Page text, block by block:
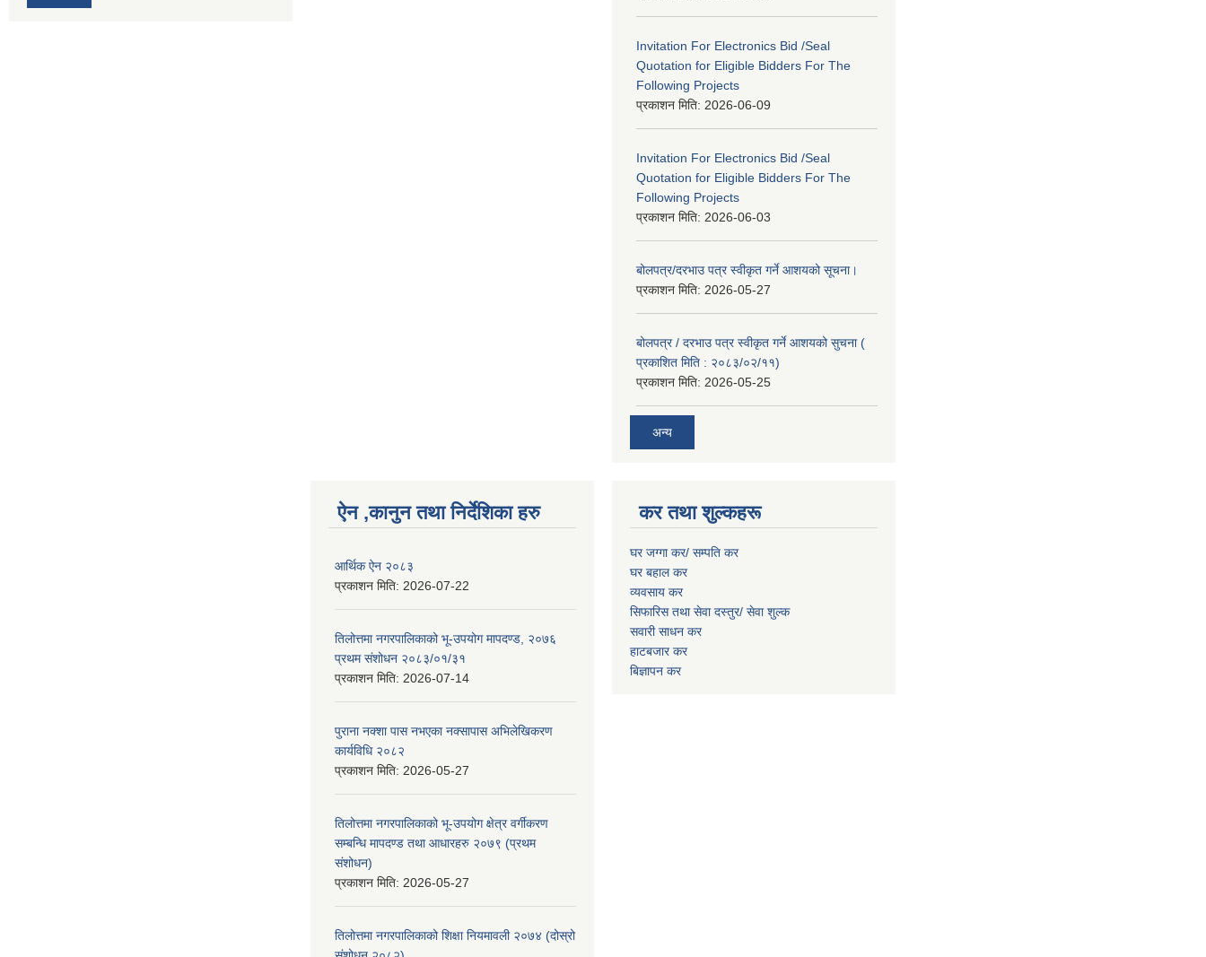
Invitation For Electronics Bid /Seal
Quotation for Eligible Bidders For The
Following Projects
प्रकाशन मिति: 2026-06-09
Invitation For Electronics Bid /Seal
Quotation for Eligible Bidders For The
Following Projects
प्रकाशन मिति: 2026-06-03
बोलपत्र/दरभाउ पत्र स्वीकृत गर्ने आशयको सूचना।
प्रकाशन मिति: 2026-05-27
बोलपत्र / दरभाउ पत्र स्वीकृत गर्ने आशयको सुचना (
प्रकाशित मिति : २०८३/०२/११)
प्रकाशन मिति: 2026-05-25
अन्य
ऐन ,कानुन तथा निर्देशिका हरु
आर्थिक ऐन २०८३
प्रकाशन मिति: 2026-07-22
तिलोत्तमा नगरपालिकाको भू-उपयोग मापदण्ड, २०७६
प्रथम संशोधन २०८३/०१/३१
प्रकाशन मिति: 2026-07-14
पुराना नक्शा पास नभएका नक्सापास अभिलेखिकरण
कार्यविधि २०८२
प्रकाशन मिति: 2026-05-27
तिलोत्तमा नगरपालिकाको भू-उपयोग क्षेत्र वर्गीकरण
सम्बन्धि मापदण्ड तथा आधारहरु २०७९ (प्रथम
संशोधन)
प्रकाशन मिति: 2026-05-27
तिलोत्तमा नगरपालिकाको शिक्षा नियमावली २०७४ (दोस्रो
कर तथा शुल्कहरू
घर जग्गा कर/ सम्पति कर
घर बहाल कर
व्यवसाय कर
सिफारिस तथा सेवा दस्तुर/ सेवा शुल्क
सवारी साधन कर
हाटबजार कर
बिज्ञापन कर